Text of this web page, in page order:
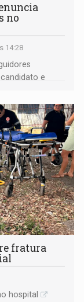
no
14:28
e
fratura
hospital